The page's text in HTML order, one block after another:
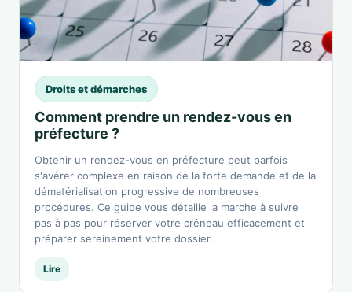
Droits et démarches
Comment prendre un rendez-vous en
préfecture ?
Obtenir un rendez-vous en préfecture peut parfois
s'avérer complexe en raison de la forte demande et de la
dématérialisation progressive de nombreuses
procédures. Ce guide vous détaille la marche à suivre
pas à pas pour réserver votre créneau efficacement et
préparer sereinement votre dossier.
Lire